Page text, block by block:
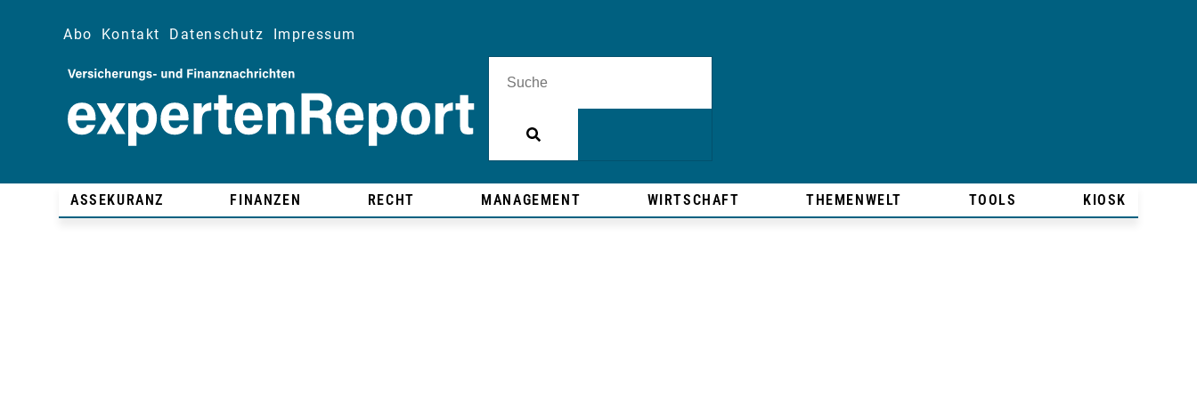
Abo Kontakt Datenschutz Impressum
ASSEKURANZ FINANZEN RECHT MANAGEMENT WIRTSCHAFT THEMENWELT TOOLS KIOSK